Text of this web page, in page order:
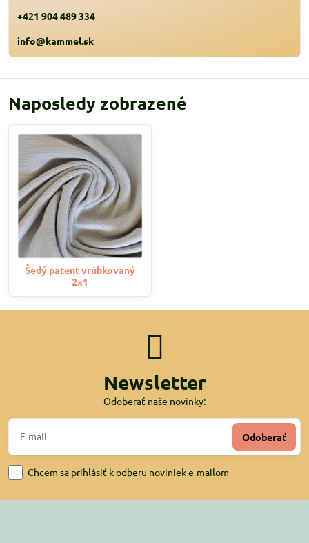
+421 904 489 334
info@kammel.sk
Naposledy zobrazené
Šedý patent vrúbkovaný
2x1
Newsletter
Odoberať naše novinky:
Odoberať
Chcem sa prihlásiť k odberu noviniek e-mailom